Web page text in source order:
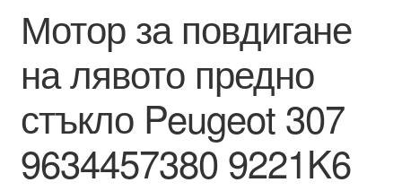
Транспорт
Мотор за повдигане
на лявото предно
стъкло Peugeot 307
9634457380 9221K6